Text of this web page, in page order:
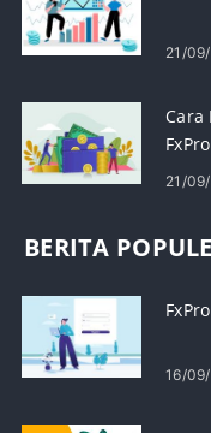
21/
FxPro
21/
BERITA
16/